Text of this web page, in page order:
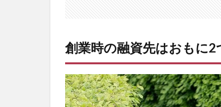
い
は？
日本
政策
金融
創業時の融資先はおもに2